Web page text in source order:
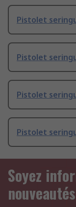
Pistolet
Pistolet
Pistolet
Pistolet
Soyez